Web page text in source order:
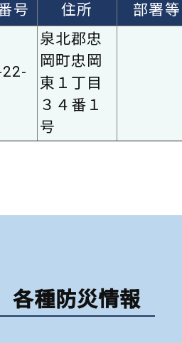
号 住所 部署等
泉北郡忠
岡町忠岡
東１丁目
３４番１
号
各種防災情報